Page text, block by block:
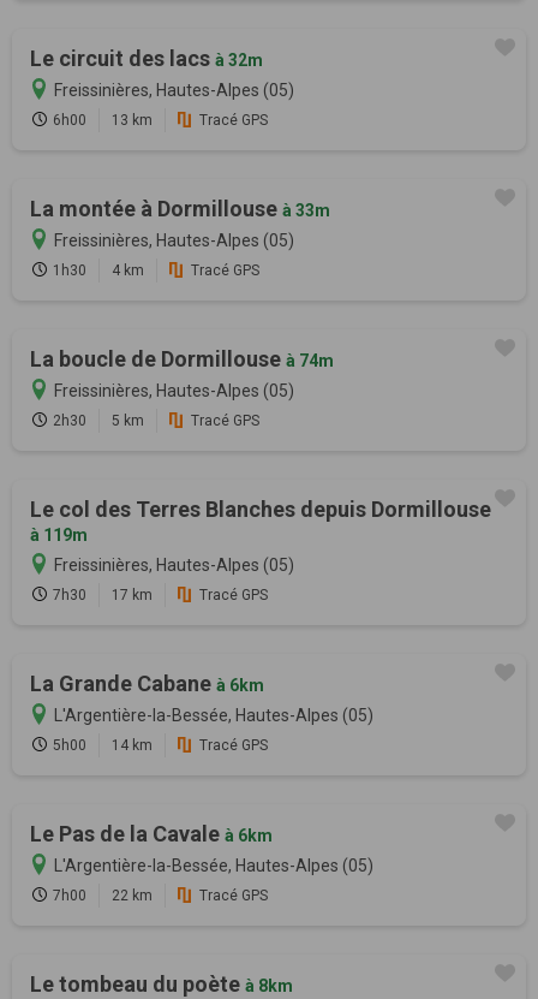
Le circuit des lacs à 32m
Freissinières, Hautes-Alpes (05)
6h00 13 km Tracé GPS
La montée à Dormillouse à 33m
Freissinières, Hautes-Alpes (05)
1h30 4 km Tracé GPS
La boucle de Dormillouse à 74m
Freissinières, Hautes-Alpes (05)
2h30 5 km Tracé GPS
Le col des Terres Blanches depuis Dormillouse
à 119m
Freissinières, Hautes-Alpes (05)
7h30 17 km Tracé GPS
La Grande Cabane à 6km
L'Argentière-la-Bessée, Hautes-Alpes (05)
5h00 14 km Tracé GPS
Le Pas de la Cavale à 6km
L'Argentière-la-Bessée, Hautes-Alpes (05)
7h00 22 km Tracé GPS
Le tombeau du poète à 8km